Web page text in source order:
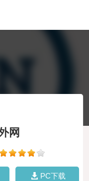
网
PC下载